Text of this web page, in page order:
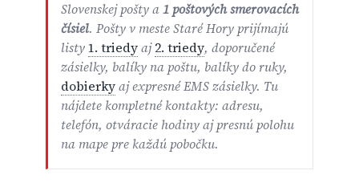
Slovenskej pošty a1 poštových smerovacích
čísiel. Pošty v meste Staré Hory prijímajú
listy 1. triedyaj2. triedy, doporučené
zásielky, balíky na poštu, balíky do ruky,
dobierkyaj expresné EMS zásielky. Tu
nájdete kompletné kontakty: adresu,
telefón, otváracie hodiny aj presnú polohu
na mape pre každú pobočku.